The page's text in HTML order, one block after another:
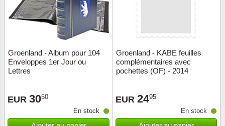
Groenland - Album pour 104
Enveloppes 1er Jour ou
Lettres
EUR 3050
En stock
Groenland - KABE feuilles
complémentaires avec
pochettes (OF) - 2014
EUR 2495
En stock